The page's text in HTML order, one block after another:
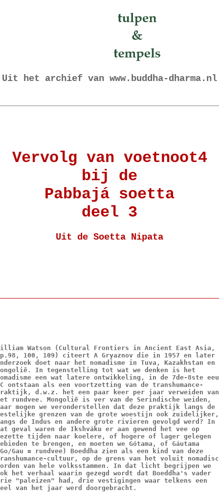
Uit het archief van www.buddha-dharma.nl
Vervolg van voetnoot4
bij de
Pabbajá soetta
deel 3
Uit de Soetta Nipata
Watson (Cultural Frontiers in Ancient East Asia,
100, 109) citeert A Gryaznov die in 1957 en later
doet naar het nomadisme in Tuva, Kazakhstan en
In tegenstelling tot wat we denken is het
een wat latere ontwikkeling, in de 7de-8ste
ontstaan als een voortzetting van de transhumance-
d.w.z. het een paar keer per jaar verweiden van
rundvee. Mongolië is ver van de Serindische weiden,
mogen we veronderstellen dat deze praktijk langs de
grenzen van de grote woestijn ook zuidelijker,
de Indus en andere grote rivieren gevolgd werd? In
geval waren de Ikshváku er aan gewend het vee op
tijden naar koelere, of hogere of lager gelegen
te brengen, en moeten we Gótama, of Gáutama
Gau = rundvee) Boeddha zien als een kind van deze
cultuur, op de grens van het voluit
van hele volksstammen. In dat licht begrijpen we
het verhaal waarin gezegd wordt dat Boeddha's vader
"paleizen" had, drie vestigingen waar telkens een
van het jaar werd doorgebracht.